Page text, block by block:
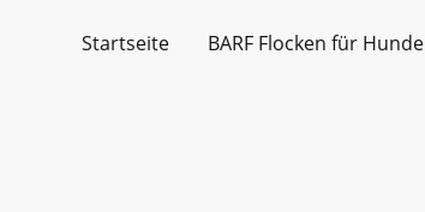
Startseite BARF Flocken für Hunde